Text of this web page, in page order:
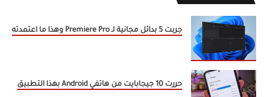
جربت 5 بدائل مجانية لـ Premiere Pro وهذا ما اعتمدته
حررت 10 جيجابايت من هاتفي Android بهذا التطبيق